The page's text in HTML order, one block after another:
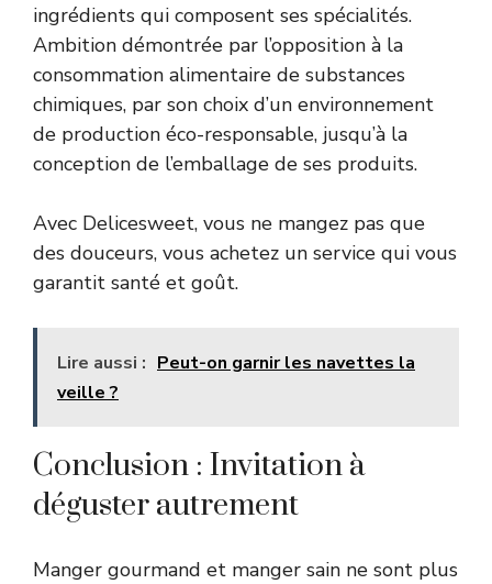
ingrédients qui composent ses spécialités.
Ambition démontrée par l’opposition à la
consommation alimentaire de substances
chimiques, par son choix d’un environnement
de production éco-responsable, jusqu’à la
conception de l’emballage de ses produits.
Avec Delicesweet, vous ne mangez pas que
des douceurs, vous achetez un service qui vous
garantit santé et goût.
Lire aussi : Peut-on garnir les navettes la
veille ?
Conclusion : Invitation à
déguster autrement
Manger gourmand et manger sain ne sont plus